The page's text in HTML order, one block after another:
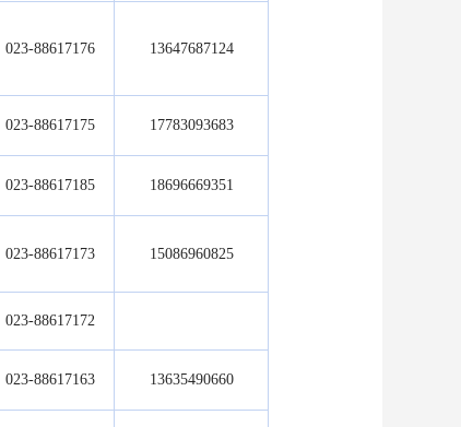
023-88617176 13647687124
023-88617175 17783093683
023-88617185 18696669351
023-88617173 15086960825
023-88617172
023-88617163 13635490660